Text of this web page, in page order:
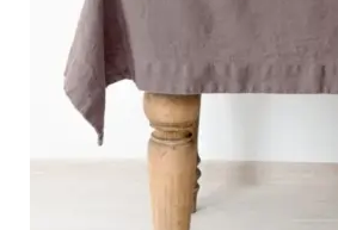
10%
En tu primer